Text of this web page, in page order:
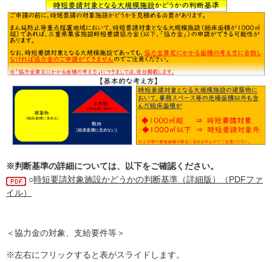
※判断基準の詳細については、以下をご確認ください。
○時短要請対象施設かどうかの判断基準（詳細版）（PDFファ
イル）
＜協力金の対象、支給要件等＞
※左右にフリックすると表がスライドします。